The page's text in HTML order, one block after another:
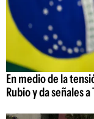
En medio de la
Rubio y da señales